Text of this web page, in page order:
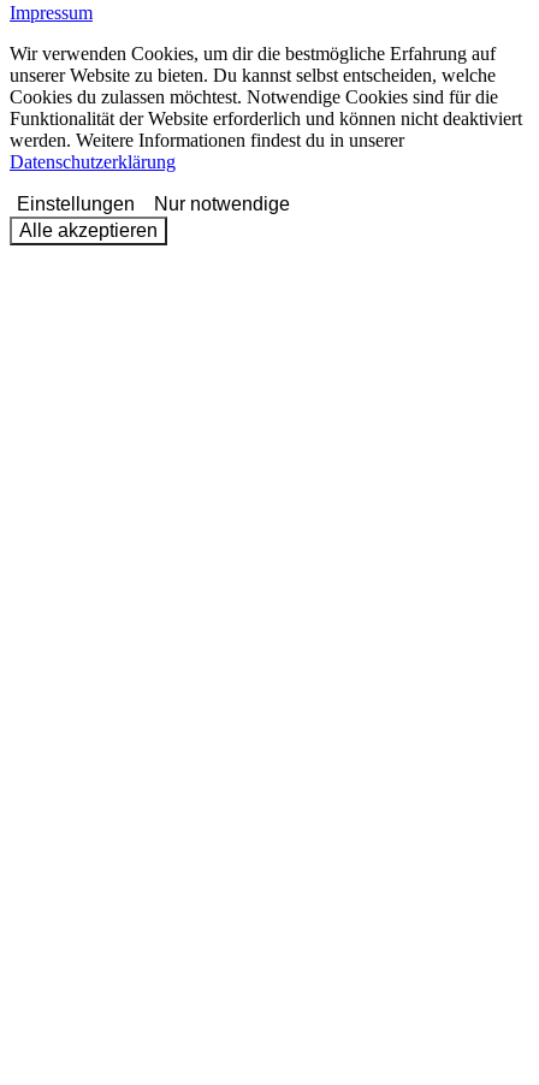
Impressum
Wir verwenden Cookies, um dir die bestmögliche Erfahrung auf
unserer Website zu bieten. Du kannst selbst entscheiden, welche
Cookies du zulassen möchtest. Notwendige Cookies sind für die
Funktionalität der Website erforderlich und können nicht deaktiviert
werden. Weitere Informationen findest du in unserer
Datenschutzerklärung
Einstellungen
Nur notwendige
Alle akzeptieren